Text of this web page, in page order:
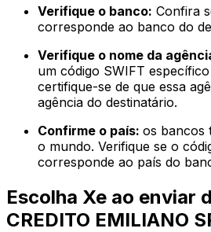
Verifique o banco: Confira
corresponde ao banco do
Verifique o nome da
um código SWIFT
certifique-se de que essa
agência do destinatário.
Confirme o país: os bancos
o mundo. Verifique se o
corresponde ao país do
Escolha Xe ao enviar
CREDITO EMILIANO